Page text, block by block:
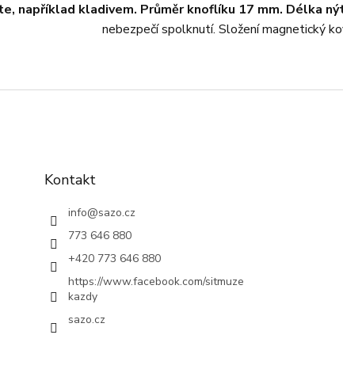
například kladivem. Průměr knoflíku 17 mm. Délka
nebezpečí spolknutí. Složení magnetický
Kontakt
info@sazo.cz
773 646 880
+420 773 646 880
https://www.facebook.com/sitmuze
kazdy
sazo.cz